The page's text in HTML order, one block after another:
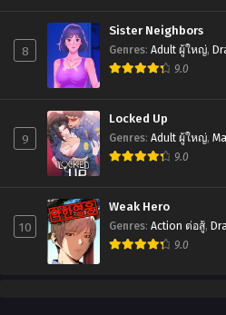
Chapter 38
July 31, 2025
Chapter 37
July 31, 2025
Chapter 36
July 31, 2025
Chapter 35
July 31, 2025
Chapter 34
8
Sister Neighbors
Genres: Adult ผู้ใหญ่,
9.0
9
Locked Up
Genres: Adult ผู้ใหญ่,
9.0
10
Weak Hero
Genres: Action ต่อสู้,
9.0